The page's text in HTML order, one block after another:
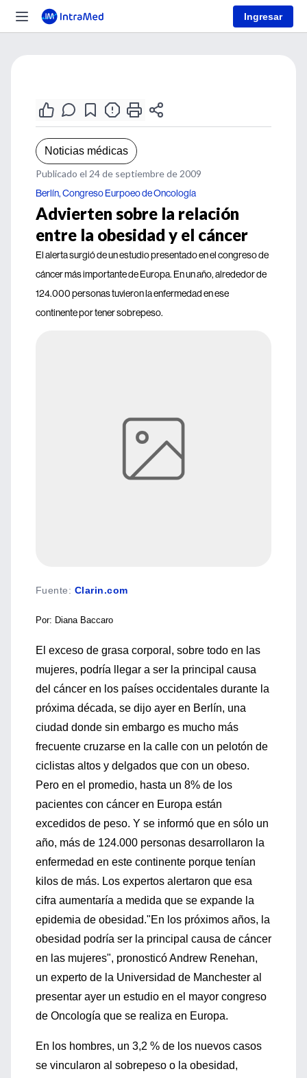
Ingresar
Noticias médicas
Publicado el 24 de septiembre de 2009
Berlín, Congreso Eurpoeo de Oncología
Advierten sobre la relación
entre la obesidad y el cáncer
El alerta surgió de un estudio presentado en el congreso de
cáncer más importante de Europa. En un año, alrededor de
124.000 personas tuvieron la enfermedad en ese
continente por tener sobrepeso.
Fuente: Clarin.com
Por: Diana Baccaro
El exceso de grasa corporal, sobre todo en las
mujeres, podría llegar a ser la principal causa
del cáncer en los países occidentales durante la
próxima década, se dijo ayer en Berlín, una
ciudad donde sin embargo es mucho más
frecuente cruzarse en la calle con un pelotón de
ciclistas altos y delgados que con un obeso.
Pero en el promedio, hasta un 8% de los
pacientes con cáncer en Europa están
excedidos de peso. Y se informó que en sólo un
año, más de 124.000 personas desarrollaron la
enfermedad en este continente porque tenían
kilos de más. Los expertos alertaron que esa
cifra aumentaría a medida que se expande la
epidemia de obesidad."En los próximos años, la
obesidad podría ser la principal causa de cáncer
en las mujeres", pronosticó Andrew Renehan,
un experto de la Universidad de Manchester al
presentar ayer un estudio en el mayor congreso
de Oncología que se realiza en Europa.
En los hombres, un 3,2 % de los nuevos casos
se vincularon al sobrepeso o la obesidad,